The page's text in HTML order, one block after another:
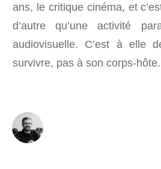
ans, le critique cinéma, et
d’autre qu’une activité
audiovisuelle. C’est à elle
survivre, pas à son corps-hôte.